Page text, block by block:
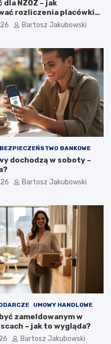
dla NZOZ – jak
rozliczenia placówki
Bartosz Jakubowski
BEZPIECZEŃSTWO BANKOWE
dochodzą w soboty –
Bartosz Jakubowski
UMOWY HANDLOWE
zameldowanym w
– jak to wygląda?
Bartosz Jakubowski